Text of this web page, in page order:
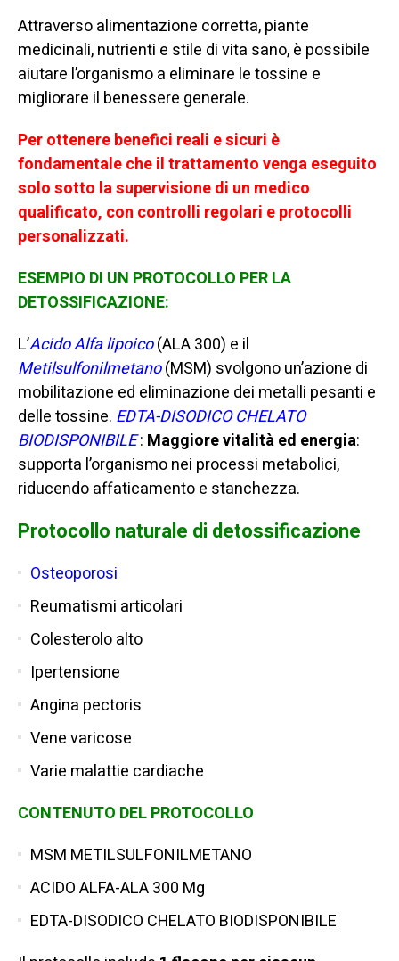
Attraverso alimentazione corretta, piante
medicinali, nutrienti e stile di vita sano, è possibile
aiutare l’organismo a eliminare le tossine e
migliorare il benessere generale.
Per ottenere benefici reali e sicuri è
fondamentale che il trattamento venga eseguito
solo sotto la supervisione di un medico
qualificato, con controlli regolari e protocolli
personalizzati.
ESEMPIO DI UN PROTOCOLLO PER LA
DETOSSIFICAZIONE:
L’AcidoAlfalipoico(ALA 300) e il
Metilsulfonilmetano(MSM) svolgono un’azione di
mobilitazione ed eliminazione dei metalli pesanti e
delle tossine. EDTA-DISODICO CHELATO
BIODISPONIBILE: Maggiore vitalità ed energia:
supporta l’organismo nei processi metabolici,
riducendo affaticamento e stanchezza.
Protocollo naturale di detossificazione
Osteoporosi
Reumatismi articolari
Colesterolo alto
Ipertensione
Angina pectoris
Vene varicose
Varie malattie cardiache
CONTENUTO DEL PROTOCOLLO
MSM METILSULFONILMETANO
ACIDO ALFA-ALA 300 Mg
EDTA-DISODICO CHELATO BIODISPONIBILE